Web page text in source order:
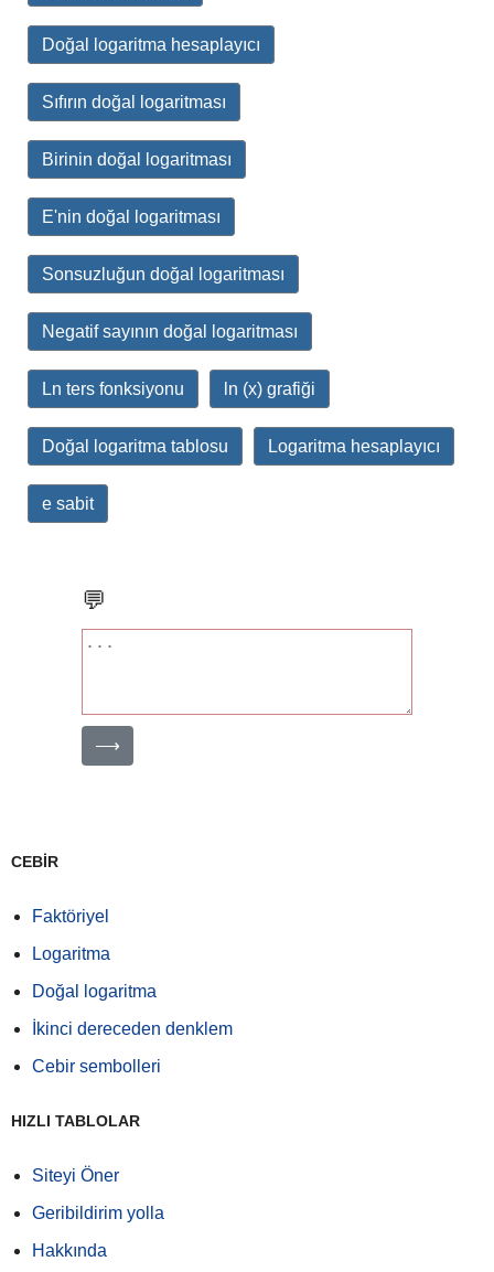
Doğal logaritma hesaplayıcı
Sıfırın doğal logaritması
Birinin doğal logaritması
E'nin doğal logaritması
Sonsuzluğun doğal logaritması
Negatif sayının doğal logaritması
Ln ters fonksiyonu ln (x) grafiği
Doğal logaritma tablosu Logaritma hesaplayıcı
e sabit
💬
⟶
CEBİR
Faktöriyel
Logaritma
Doğal logaritma
İkinci dereceden denklem
Cebir sembolleri
HIZLI TABLOLAR
Siteyi Öner
Geribildirim yolla
Hakkında